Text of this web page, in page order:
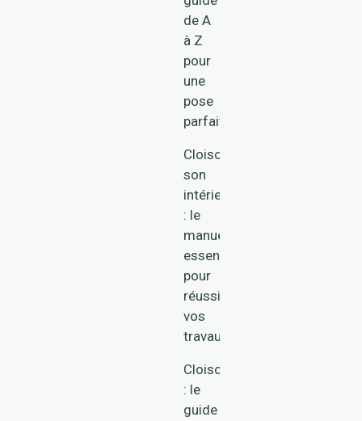
de A
à Z
pour
une
pose
parfaite
Cloisonner
son
intérieur
: le
manuel
essentiel
pour
réussir
vos
travaux
Cloison
: le
guide